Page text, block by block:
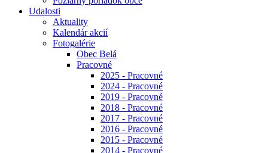
Udalosti
Aktuality
Kalendár akcií
Fotogalérie
Obec Belá
Pracovné
2025 - Pracovné
2024 - Pracovné
2019 - Pracovné
2018 - Pracovné
2017 - Pracovné
2016 - Pracovné
2015 - Pracovné
2014 - Pracovné